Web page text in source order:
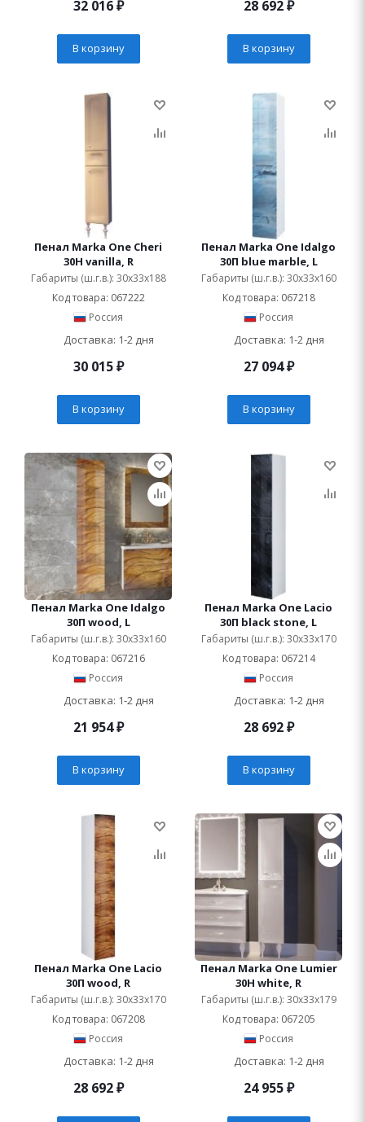
32 016₽
В корзину
28 692₽
В корзину
Пенал Marka One Cheri
30Н vanilla, R
Габариты (ш.г.в.): 30x33x188
Код товара: 067222
Россия
Доставка: 1-2 дня
30 015₽
В корзину
Пенал Marka One Idalgo
30П blue marble, L
Габариты (ш.г.в.): 30x33x160
Код товара: 067218
Россия
Доставка: 1-2 дня
27 094₽
В корзину
Пенал Marka One Idalgo
30П wood, L
Габариты (ш.г.в.): 30x33x160
Код товара: 067216
Россия
Доставка: 1-2 дня
21 954₽
В корзину
Пенал Marka One Lacio
30П black stone, L
Габариты (ш.г.в.): 30x33x170
Код товара: 067214
Россия
Доставка: 1-2 дня
28 692₽
В корзину
Пенал Marka One Lacio
30П wood, R
Габариты (ш.г.в.): 30x33x170
Код товара: 067208
Россия
Доставка: 1-2 дня
28 692₽
Пенал Marka One Lumier
30Н white, R
Габариты (ш.г.в.): 30x33x179
Код товара: 067205
Россия
Доставка: 1-2 дня
24 955₽